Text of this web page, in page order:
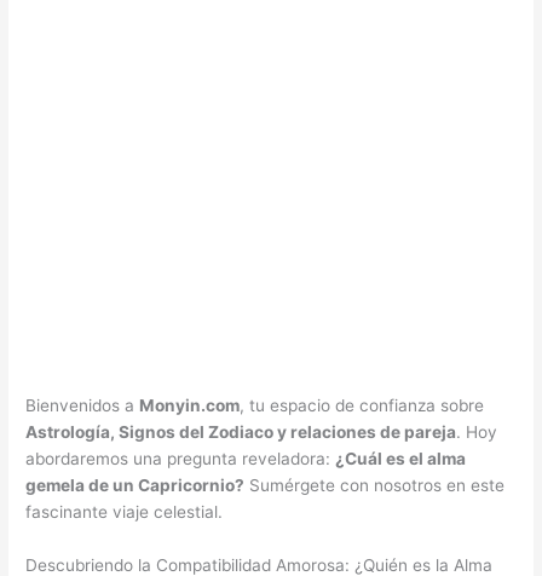
Bienvenidos a Monyin.com, tu espacio de confianza sobre
Astrología, Signos del Zodiaco y relaciones de pareja. Hoy
abordaremos una pregunta reveladora: ¿Cuál es el alma
gemela de un Capricornio? Sumérgete con nosotros en este
fascinante viaje celestial.
Descubriendo la Compatibilidad Amorosa: ¿Quién es la Alma